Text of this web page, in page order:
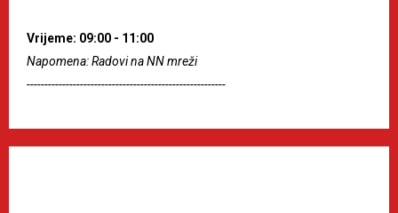
Vrijeme: 09:00 - 11:00
Napomena: Radovi na NN mreži
--------------------------------------------------------